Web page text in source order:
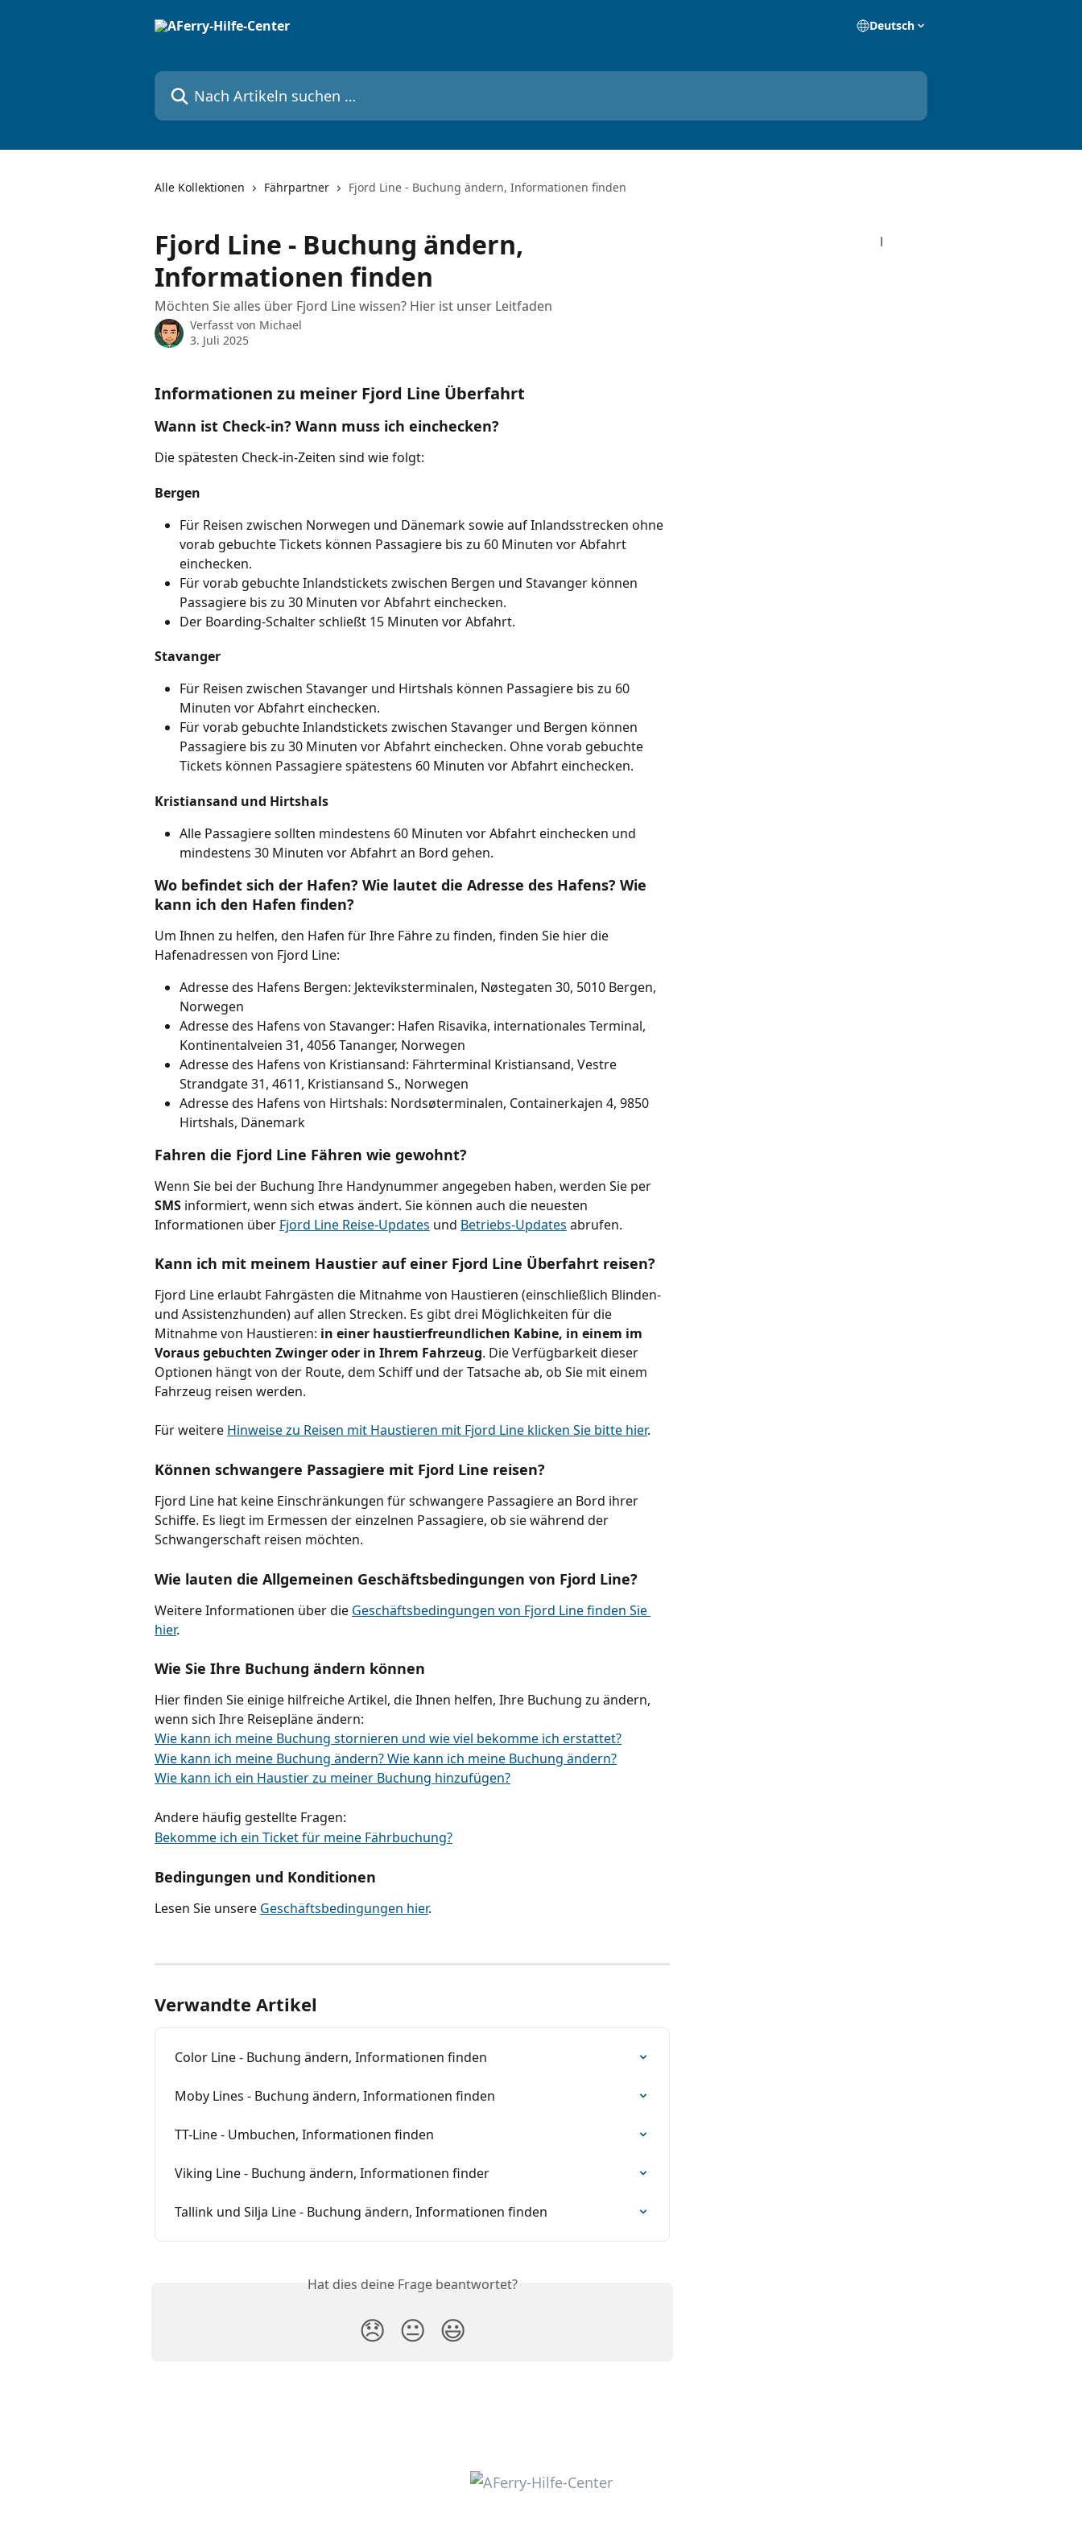
Deutsch
Nach Artikeln suchen …
Alle Kollektionen Fährpartner Fjord Line - Buchung ändern, Informationen finden
Fjord Line - Buchung ändern,
Informationen finden
Möchten Sie alles über Fjord Line wissen? Hier ist unser Leitfaden
Verfasst von Michael
3. Juli 2025
Informationen zu meiner Fjord Line Überfahrt
Wann ist Check-in? Wann muss ich einchecken?
Die spätesten Check-in-Zeiten sind wie folgt:
Bergen
Für Reisen zwischen Norwegen und Dänemark sowie auf Inlandsstrecken ohne
vorab gebuchte Tickets können Passagiere bis zu 60 Minuten vor Abfahrt
einchecken.
Für vorab gebuchte Inlandstickets zwischen Bergen und Stavanger können
Passagiere bis zu 30 Minuten vor Abfahrt einchecken.
Der Boarding-Schalter schließt 15 Minuten vor Abfahrt.
Stavanger
Für Reisen zwischen Stavanger und Hirtshals können Passagiere bis zu 60
Minuten vor Abfahrt einchecken.
Für vorab gebuchte Inlandstickets zwischen Stavanger und Bergen können
Passagiere bis zu 30 Minuten vor Abfahrt einchecken. Ohne vorab gebuchte
Tickets können Passagiere spätestens 60 Minuten vor Abfahrt einchecken.
Kristiansand und Hirtshals
Alle Passagiere sollten mindestens 60 Minuten vor Abfahrt einchecken und
mindestens 30 Minuten vor Abfahrt an Bord gehen.
Wo befindet sich der Hafen? Wie lautet die Adresse des Hafens? Wie
kann ich den Hafen finden?
Um Ihnen zu helfen, den Hafen für Ihre Fähre zu finden, finden Sie hier die
Hafenadressen von Fjord Line:
Adresse des Hafens Bergen: Jekteviksterminalen, Nøstegaten 30, 5010 Bergen,
Norwegen
Adresse des Hafens von Stavanger: Hafen Risavika, internationales Terminal,
Kontinentalveien 31, 4056 Tananger, Norwegen
Adresse des Hafens von Kristiansand: Fährterminal Kristiansand, Vestre
Strandgate 31, 4611, Kristiansand S., Norwegen
Adresse des Hafens von Hirtshals: Nordsøterminalen, Containerkajen 4, 9850
Hirtshals, Dänemark
Fahren die Fjord Line Fähren wie gewohnt?
Wenn Sie bei der Buchung Ihre Handynummer angegeben haben, werden Sie per
SMS informiert, wenn sich etwas ändert. Sie können auch die neuesten
Informationen über Fjord Line Reise-Updates und Betriebs-Updates abrufen.
Kann ich mit meinem Haustier auf einer Fjord Line Überfahrt reisen?
Fjord Line erlaubt Fahrgästen die Mitnahme von Haustieren (einschließlich Blinden-
und Assistenzhunden) auf allen Strecken. Es gibt drei Möglichkeiten für die
Mitnahme von Haustieren: in einer haustierfreundlichen Kabine, in einem im
Voraus gebuchten Zwinger oder in Ihrem Fahrzeug. Die Verfügbarkeit dieser
Optionen hängt von der Route, dem Schiff und der Tatsache ab, ob Sie mit einem
Fahrzeug reisen werden.
Für weitere Hinweise zu Reisen mit Haustieren mit Fjord Line klicken Sie bitte hier.
Können schwangere Passagiere mit Fjord Line reisen?
Fjord Line hat keine Einschränkungen für schwangere Passagiere an Bord ihrer
Schiffe. Es liegt im Ermessen der einzelnen Passagiere, ob sie während der
Schwangerschaft reisen möchten.
Wie lauten die Allgemeinen Geschäftsbedingungen von Fjord Line?
Weitere Informationen über die Geschäftsbedingungen von Fjord Line finden Sie
hier.
Wie Sie Ihre Buchung ändern können
Hier finden Sie einige hilfreiche Artikel, die Ihnen helfen, Ihre Buchung zu ändern,
wenn sich Ihre Reisepläne ändern:
Wie kann ich meine Buchung stornieren und wie viel bekomme ich erstattet?
Wie kann ich meine Buchung ändern? Wie kann ich meine Buchung ändern?
Wie kann ich ein Haustier zu meiner Buchung hinzufügen?
Andere häufig gestellte Fragen:
Bekomme ich ein Ticket für meine Fährbuchung?
Bedingungen und Konditionen
Lesen Sie unsere Geschäftsbedingungen hier.
Verwandte Artikel
Color Line - Buchung ändern, Informationen finden
Moby Lines - Buchung ändern, Informationen finden
TT-Line - Umbuchen, Informationen finden
Viking Line - Buchung ändern, Informationen finder
Tallink und Silja Line - Buchung ändern, Informationen finden
Hat dies deine Frage beantwortet?
😞 😐 😃